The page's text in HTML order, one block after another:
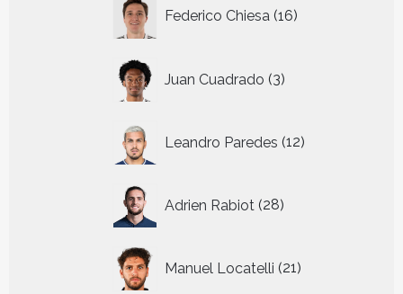
Federico Chiesa 16
producten
Juan Cuadrado 3
producten
Leandro Paredes 12
producten
Adrien Rabiot 28
producten
Manuel Locatelli 21
producten